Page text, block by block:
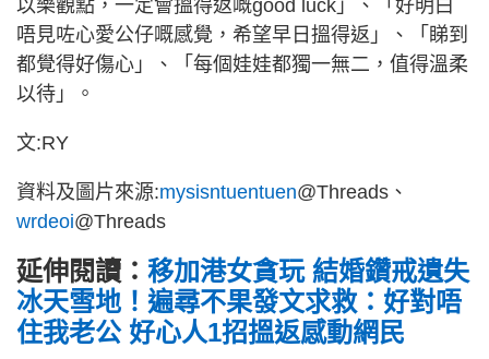
以樂觀點，一定會搵得返嘅good luck」、「好明白
唔見咗心愛公仔嘅感覺，希望早日搵得返」、「睇到
都覺得好傷心」、「每個娃娃都獨一無二，值得溫柔
以待」。
文:RY
資料及圖片來源:mysisntuentuen@Threads、
wrdeoi@Threads
延伸閱讀： 移加港女貪玩 結婚鑽戒遺失
冰天雪地！遍尋不果發文求救：好對唔
住我老公 好心人1招搵返感動網民